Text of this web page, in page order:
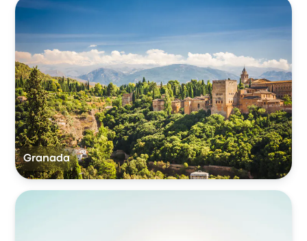
Granada